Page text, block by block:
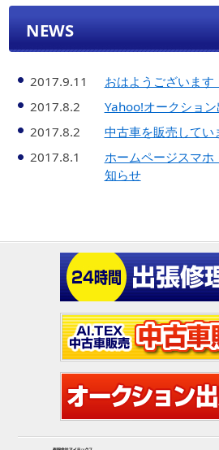
NEWS
2017.9.11
おはようございます
2017.8.2
Yahoo!オークション
2017.8.2
中古車を販売してい
2017.8.1
ホームページスマ
知らせ